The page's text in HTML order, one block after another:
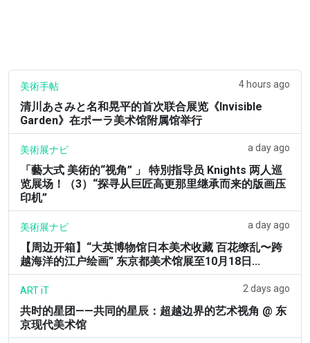
美術手帖 4 hours ago
清川あさみと名和晃平的首次联合展览《Invisible
Garden》在ポーラ美术馆附属馆举行
美術展ナビ a day ago
「藝大式 美術的“视角” 」 特別指导员 Knights 两人巡
览展场！（3）“探寻从巨匠高更那里继承而来的版画压
印机”
美術展ナビ a day ago
【周边开箱】“大英博物馆日本美术收藏 百花缭乱〜跨
越海洋的江户绘画” 东京都美术馆展至10月18日...
ART iT 2 days ago
共时的星团——共同的星辰：超越边界的艺术视角 @ 东
京现代美术馆